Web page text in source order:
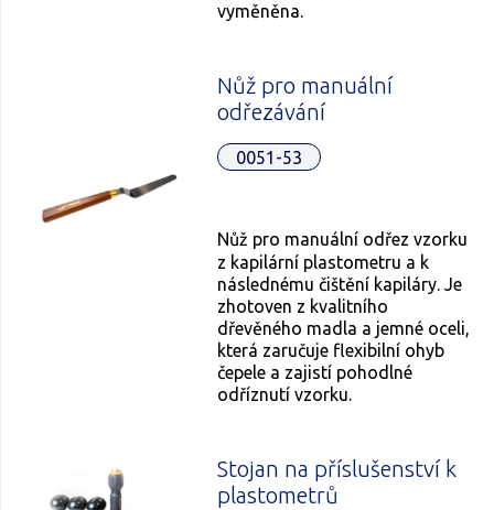
vyměněna.
Nůž pro manuální
odřezávání
0051-53
Nůž pro manuální odřez vzorku
z kapilární plastometru a k
následnému čištění kapiláry. Je
zhotoven z kvalitního
dřevěného madla a jemné oceli,
která zaručuje flexibilní ohyb
čepele a zajistí pohodlné
odříznutí vzorku.
Stojan na příslušenství k
plastometrů